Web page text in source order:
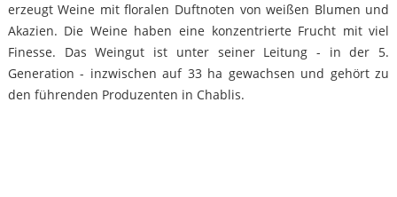
erzeugt Weine mit floralen Duftnoten von weißen Blumen und
Akazien. Die Weine haben eine konzentrierte Frucht mit viel
Finesse. Das Weingut ist unter seiner Leitung - in der 5.
Generation - inzwischen auf 33 ha gewachsen und gehört zu
den führenden Produzenten in Chablis.